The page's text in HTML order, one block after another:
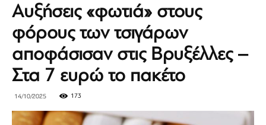
Αυξήσεις «φωτιά» στους
φόρους των τσιγάρων
αποφάσισαν στις Βρυξέλλες –
Στα 7 ευρώ το πακέτο
14/10/2025 173